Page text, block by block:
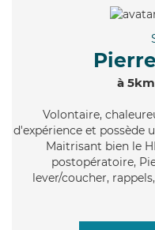
à
Volontaire,
d'expérience et possède
Maitrisant bien le
postopératoire,
lever/coucher,